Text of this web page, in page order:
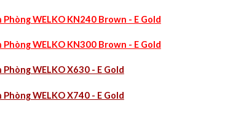
Phòng WELKO KN240 Brown - E Gold
Phòng WELKO KN300 Brown - E Gold
WELKO X630 - E Gold
WELKO X740 - E Gold